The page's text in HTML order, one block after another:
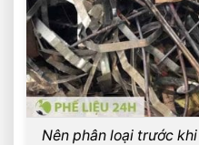
Nên phân loại trước